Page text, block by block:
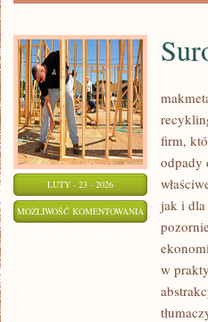
LUTY - 23 - 2026
MOŻLIWOŚĆ KOMENTOWANIA SUROWCE
WTÓRNE
firm,
odpady
jak i dla
w